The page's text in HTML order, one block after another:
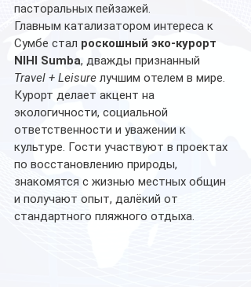
пасторальных пейзажей.
Главным катализатором интереса к
Сумбе стал роскошный эко-курорт
NIHI Sumba, дважды признанный
Travel + Leisure лучшим отелем в мире.
Курорт делает акцент на
экологичности, социальной
ответственности и уважении к
культуре. Гости участвуют в проектах
по восстановлению природы,
знакомятся с жизнью местных общин
и получают опыт, далёкий от
стандартного пляжного отдыха.